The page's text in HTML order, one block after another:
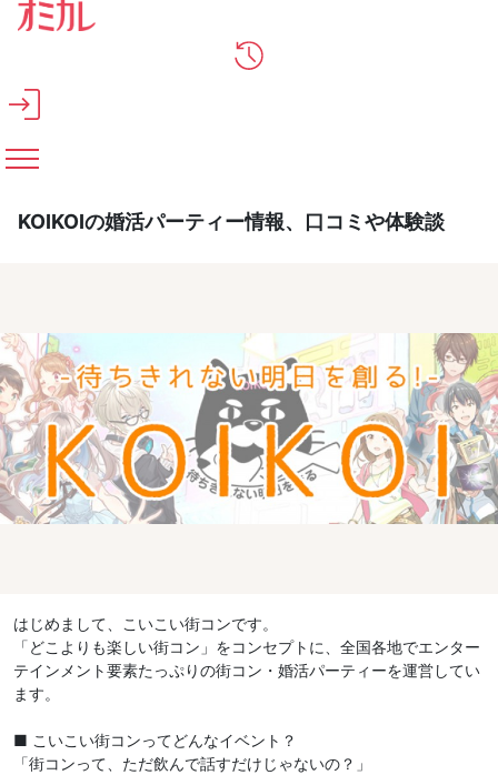
メインコンテンツへスキップ
KOIKOIの婚活パーティー情報、口コミや体験談
はじめまして、こいこい街コンです。
「どこよりも楽しい街コン」をコンセプトに、全国各地でエンター
テインメント要素たっぷりの街コン・婚活パーティーを運営してい
ます。
■ こいこい街コンってどんなイベント？
「街コンって、ただ飲んで話すだけじゃないの？」